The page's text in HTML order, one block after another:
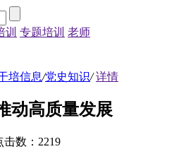
训 专题培训 老师
培信息/党史知识/ 详情
动高质量发展
击数：2219